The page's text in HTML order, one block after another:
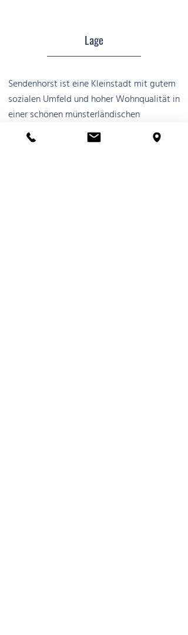
Lage
Sendenhorst ist eine Kleinstadt mit gutem
sozialen Umfeld und hoher Wohnqualität in
einer schönen münsterländischen
Parklandschaft. Die gute Infrastruktur
zeichnet sich durch zahlreiche